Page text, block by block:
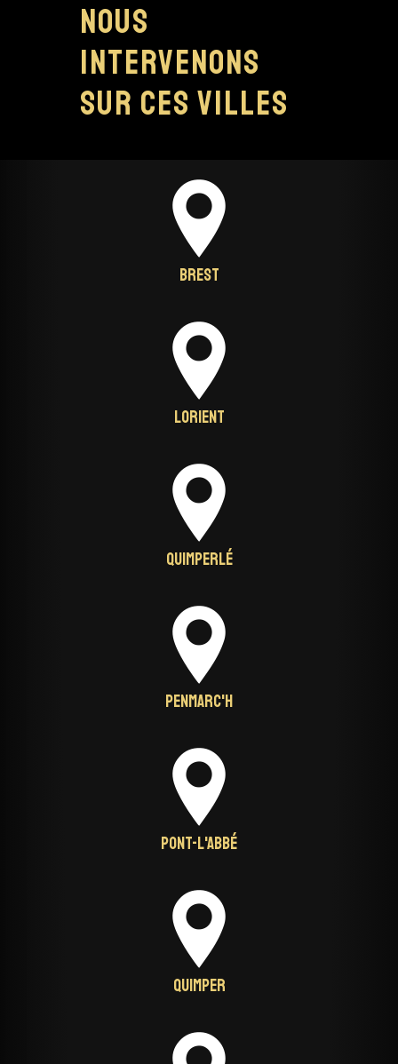
Nous
intervenons
sur ces villes
Brest
Lorient
Quimperlé
Penmarc'h
Pont-L'Abbé
Quimper